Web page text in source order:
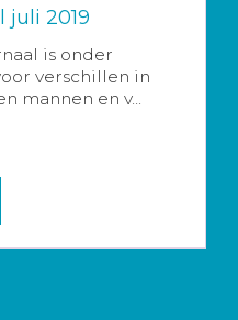
juli 2019
is onder
verschillen in
mannen en v...